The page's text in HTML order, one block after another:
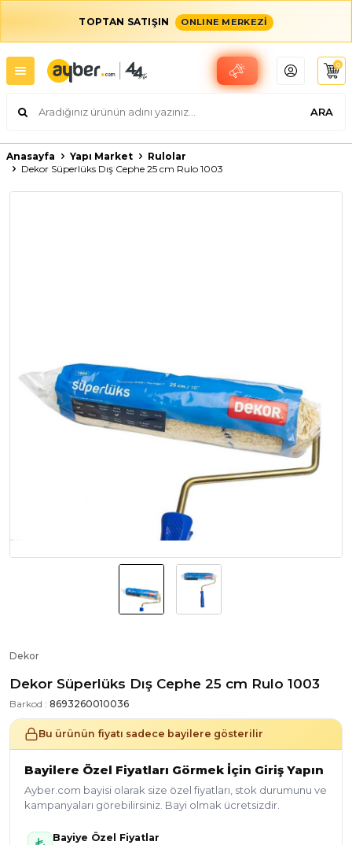
TOPTAN SATIŞIN ONLINE MERKEZİ
ARA
0
Anasayfa Yapı Market
Rulolar
Dekor Süperlüks Dış Cephe 25 cm Rulo 1003
Dekor
Dekor Süperlüks Dış Cephe 25 cm Rulo 1003
Barkod : 8693260010036
Bu ürünün fiyatı sadece bayilere gösterilir
Bayilere Özel Fiyatları Görmek İçin Giriş Yapın
Ayber.com bayisi olarak size özel fiyatları, stok durumunu ve
kampanyaları görebilirsiniz. Bayi olmak ücretsizdir.
Bayiye Özel Fiyatlar